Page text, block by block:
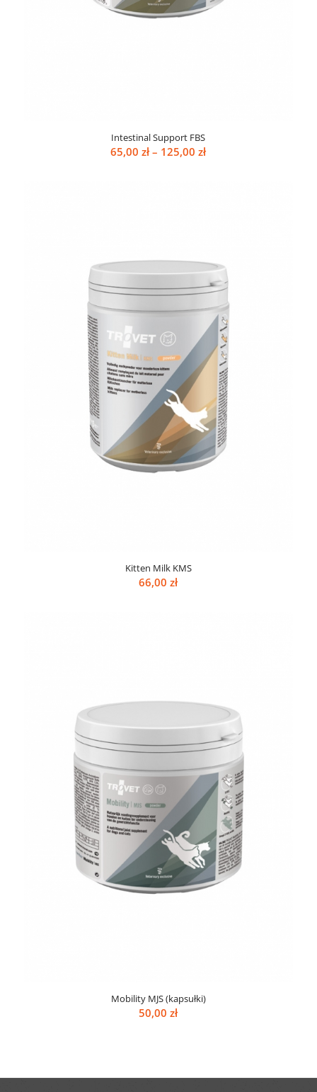
Intestinal Support FBS
65,00zł – 125,00złZakres
Kitten Milk KMS
66,00zł
Mobility MJS (kapsułki)
50,00zł